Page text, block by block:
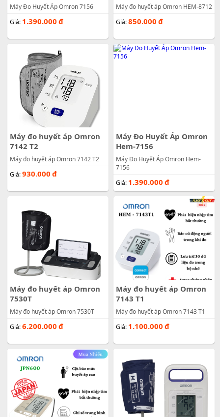
Máy Đo Huyết Áp Omron 7156
Giá: 1.390.000 đ
Máy đo huyết áp Omron HEM-8712
Giá:850.000 đ
Máy đo huyết áp Omron
7142 T2
Máy đo huyết áp Omron 7142 T2
Giá:930.000 đ
Máy Đo Huyết Áp Omron
Hem-7156
Máy Đo Huyết Áp Omron Hem-
7156
Giá: 1.390.000 đ
Máy đo huyết áp Omron
7530T
Máy đo huyết áp Omron 7530T
Giá:6.200.000 đ
Máy đo huyết áp Omron
7143 T1
Máy đo huyết áp Omron 7143 T1
Giá: 1.100.000 đ